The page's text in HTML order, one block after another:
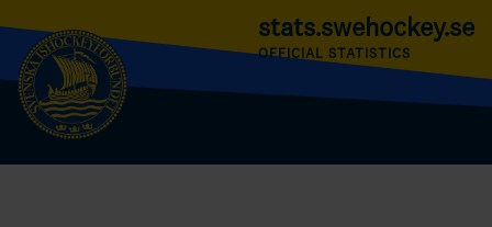
stats.swehockey.se
OFFICIAL STATISTICS